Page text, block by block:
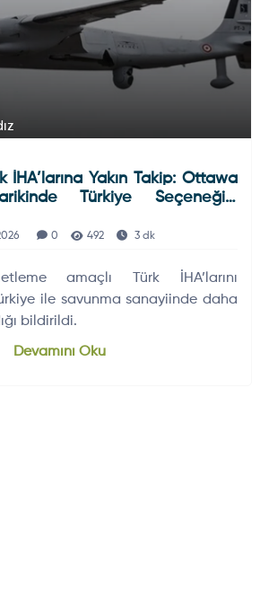
İHA’larına Yakın Takip: Ottawa
Türkiye Seçeneğini
0 492 3 dk
amaçlı Türk İHA’larını
ile savunma sanayiinde daha
bildirildi.
Devamını Oku